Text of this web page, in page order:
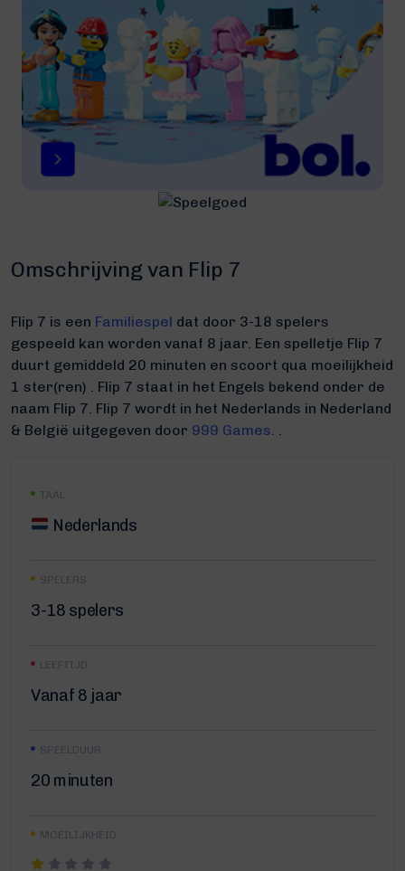
TAAL
Nederlands
SPELERS
3-18 spelers
LEEFTIJD
Vanaf 8 jaar
SPEELDUUR
20 minuten
MOEILIJKHEID
Omschrijving van Flip 7
Flip 7 is een Familiespel dat door 3-18 spelers
gespeeld kan worden vanaf 8 jaar. Een spelletje Flip 7
duurt gemiddeld 20 minuten en scoort qua moeilijkheid
1 ster(ren) . Flip 7 staat in het Engels bekend onder de
naam Flip 7. Flip 7 wordt in het Nederlands in Nederland
& België uitgegeven door 999 Games